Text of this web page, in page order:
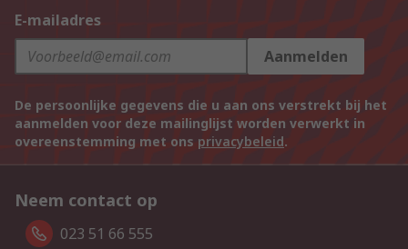
E-mailadres
Aanmelden
De persoonlijke gegevens die u aan ons verstrekt bij het
aanmelden voor deze mailinglijst worden verwerkt in
overeenstemming met ons privacybeleid.
Neem contact op
023 51 66 555